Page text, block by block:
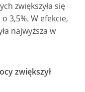
zwiększyła się
3,5%. W efekcie,
najwyższa w
zwiększył